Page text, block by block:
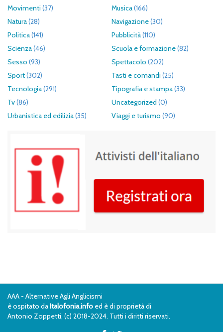
Movimenti (37) Musica(166)
Natura(28) Navigazione(30)
Politica(141) Pubblicità(110)
Scienza(46) Scuola e formazione(82)
Sesso (93) Spettacolo (202)
Sport(302) Tasti e comandi (25)
Tecnologia(291) Tipografia e stampa(33)
Tv(86) Uncategorized (0)
Urbanistica ed edilizia(35) Viaggi e turismo (90)
AAA - Alternative Agli Anglicismi
è ospitato daItalofonia.info ed è di proprietà di
Antonio Zoppetti, (c) 2018-2024. Tutti i diritti riservati.